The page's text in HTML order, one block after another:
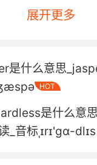
started to think
我们俩在一起 对
产
the crime
of how
展开更多
是什么意思
HOT
是什么意
_音标ˌɪrɪ'gɑ-dlɪs